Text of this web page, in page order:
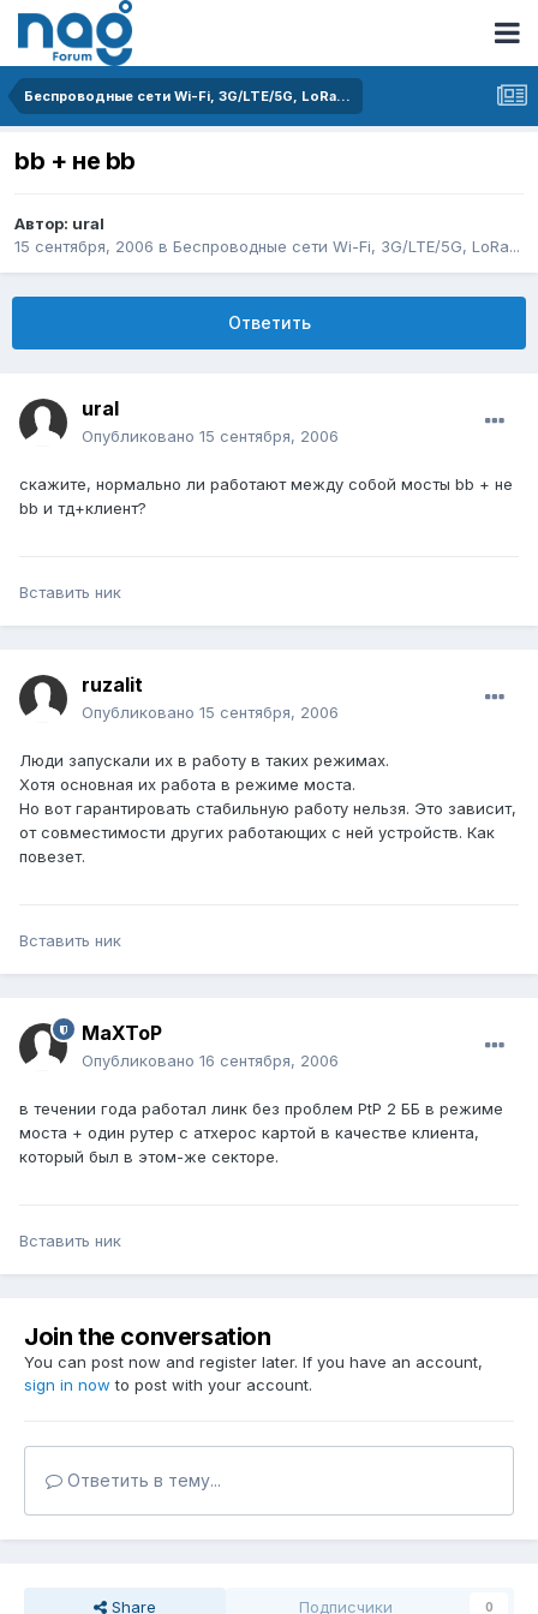
Беспроводные сети Wi-Fi, 3G/LTE/5G, LoRa...
bb + не bb
Автор: ural
15 сентября, 2006 в Беспроводные сети Wi-Fi, 3G/LTE/5G, LoRa...
Ответить
ural
Опубликовано 15 сентября, 2006
скажите, нормально ли работают между собой мосты bb + не
bb и тд+клиент?
Вставить ник
ruzalit
Опубликовано 15 сентября, 2006
Люди запускали их в работу в таких режимах.
Хотя основная их работа в режиме моста.
Но вот гарантировать стабильную работу нельзя. Это зависит,
от совместимости других работающих с ней устройств. Как
повезет.
Вставить ник
MaXToP
Опубликовано 16 сентября, 2006
в течении года работал линк без проблем PtP 2 ББ в режиме
моста + один рутер с атхерос картой в качестве клиента,
который был в этом-же секторе.
Вставить ник
Join the conversation
You can post now and register later. If you have an account,
sign in now to post with your account.
Ответить в тему...
Share Подписчики 0